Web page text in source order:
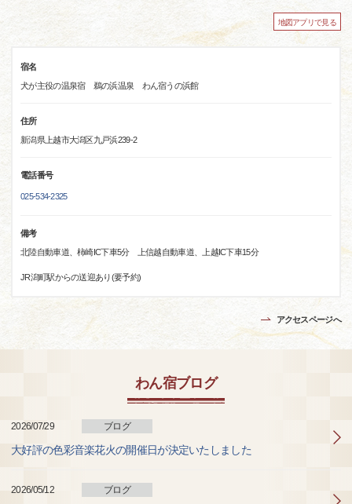
地図アプリで見る
宿名
犬が主役の温泉宿 鵜の浜温泉 わん宿うの浜館
住所
新潟県上越市大潟区九戸浜239-2
電話番号
025-534-2325
備考
北陸自動車道、柿崎IC下車5分 上信越自動車道、上越IC下車15分
JR潟町駅からの送迎あり(要予約)
アクセスページへ
わん宿ブログ
2026/07/29 ブログ
大好評の色彩音楽花火の開催日が決定いたしました
2026/05/12 ブログ